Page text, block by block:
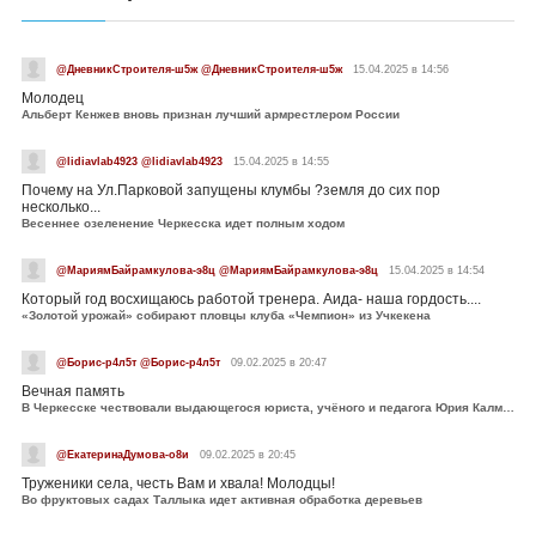
@ДневникСтроителя-ш5ж @ДневникСтроителя-ш5ж 15.04.2025 в 14:56
Молодец
Альберт Кенжев вновь признан лучший армрестлером России
@lidiavlab4923 @lidiavlab4923 15.04.2025 в 14:55
Почему на Ул.Парковой запущены клумбы ?земля до сих пор
несколько...
Весеннее озеленение Черкесска идет полным ходом
@МариямБайрамкулова-э8ц @МариямБайрамкулова-э8ц 15.04.2025 в 14:54
Который год восхищаюсь работой тренера. Аида- наша гордость....
«Золотой урожай» собирают пловцы клуба «Чемпион» из Учкекена
@Борис-р4л5т @Борис-р4л5т 09.02.2025 в 20:47
Вечная память
В Черкесске чествовали выдающегося юриста, учёного и педагога Юрия Калмыкова
@ЕкатеринаДумова-о8и 09.02.2025 в 20:45
Труженики села, честь Вам и хвала! Молодцы!
Во фруктовых садах Таллыка идет активная обработка деревьев